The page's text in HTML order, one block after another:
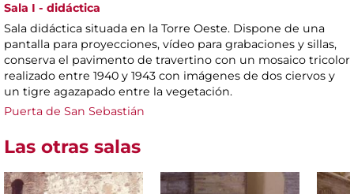
Sala I - didáctica
Sala didáctica situada en la Torre Oeste. Dispone de una
pantalla para proyecciones, vídeo para grabaciones y sillas,
conserva el pavimento de travertino con un mosaico tricolor
realizado entre 1940 y 1943 con imágenes de dos ciervos y
un tigre agazapado entre la vegetación.
Puerta de San Sebastián
Las otras salas